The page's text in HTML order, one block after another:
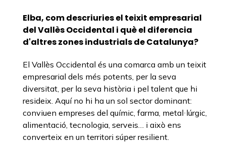
Elba, com descriuries el teixit empresarial
del Vallès Occidental i què el diferencia
d'altres zones industrials de Catalunya?
El Vallès Occidental és una comarca amb un teixit
empresarial dels més potents, per la seva
diversitat, per la seva història i pel talent que hi
resideix. Aquí no hi ha un sol sector dominant:
conviuen empreses del químic, farma, metal·lúrgic,
alimentació, tecnologia, serveis… i això ens
converteix en un territori súper resilient.